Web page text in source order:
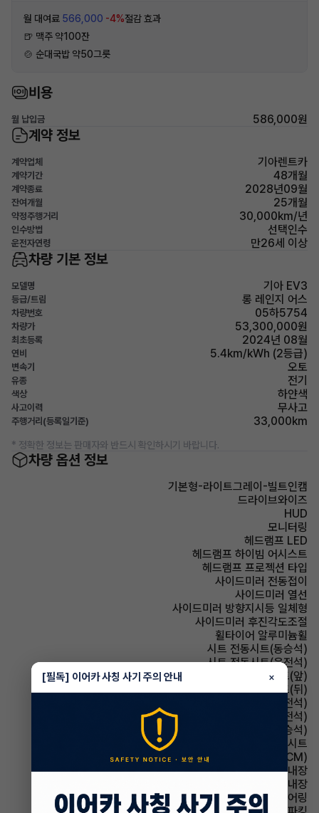
월 대여료 566,000 -4%절감 효과
🍺 맥주 약100잔
🍲 순대국밥 약50그릇
비용
월 납입금 586,000원
계약 정보
계약업체 기아렌트카
계약기간 48개월
계약종료 2028년09월
잔여개월 25개월
약정주행거리 30,000km/년
인수방법 선택인수
운전자연령 만26세 이상
차량 기본 정보
모델명 기아 EV3
등급/트림 롱 레인지 어스
차량번호 05하5754
차량가 53,300,000원
최초등록 2024년 08월
연비 5.4km/kWh (2등급)
변속기 오토
유종 전기
색상 하얀색
사고이력 무사고
주행거리(등록일기준) 33,000km
* 정확한 정보는 판매자와 반드시 확인하시기 바랍니다.
차량 옵션 정보
기본형-라이트그레이-빌트인캠
드라이브와이즈
HUD
모니터링
헤드램프 LED
헤드램프 하이빔 어시스트
헤드램프 프로젝션 타입
사이드미러 전동접이
사이드미러 열선
사이드미러 방향지시등 일체형
사이드미러 후진각도조절
휠타이어 알루미늄휠
시트 전동시트(동승석)
시트 전동시트(운전석)
시트 열선시트(앞)
시트 열선시트(뒤)
시트 메모리시트(운전석)
시트 통풍시트(운전석)
시트 통풍시트(동승석)
시트 인조가죽시트
룸미러 전자식 룸미러(ECM)
룸미러 하이패스 내장
스티어링휠 열선내장
스티어링휠 텔레스코픽 스티어링
[필독] 이어카 사칭 사기 주의 안내 ×